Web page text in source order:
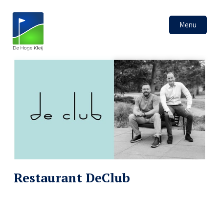
Menu
Restaurant DeClub